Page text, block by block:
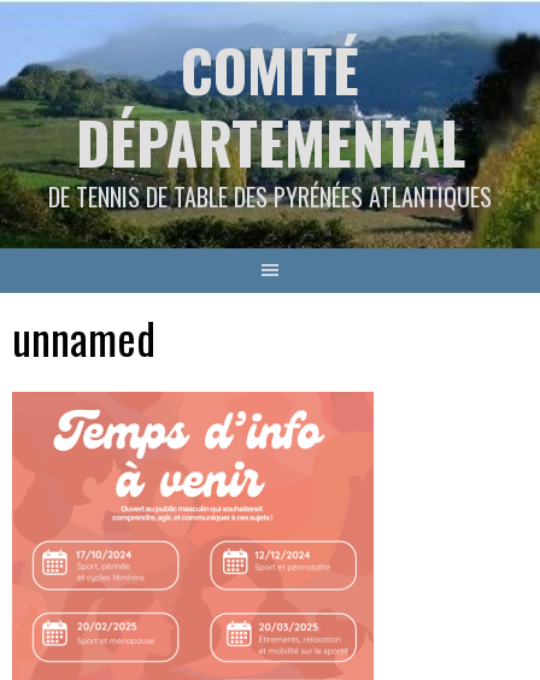
contenu
COMITÉ
DÉPARTEMENTAL
DE TENNIS DE TABLE DES PYRÉNÉES ATLANTIQUES
unnamed